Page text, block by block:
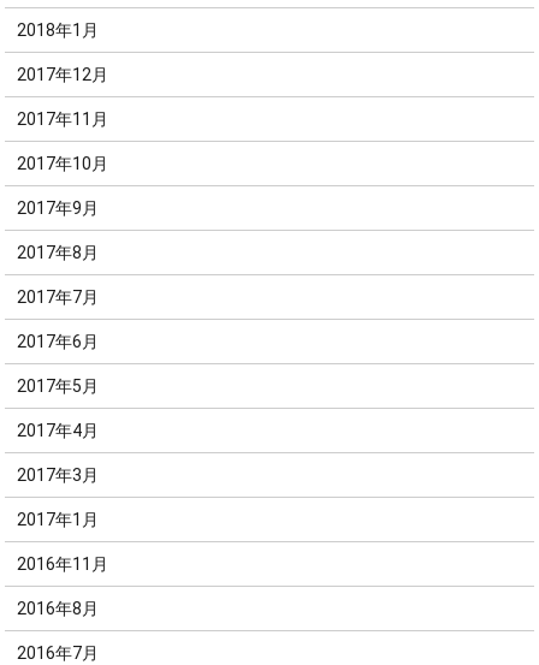
2018年1月
2017年12月
2017年11月
2017年10月
2017年9月
2017年8月
2017年7月
2017年6月
2017年5月
2017年4月
2017年3月
2017年1月
2016年11月
2016年8月
2016年7月